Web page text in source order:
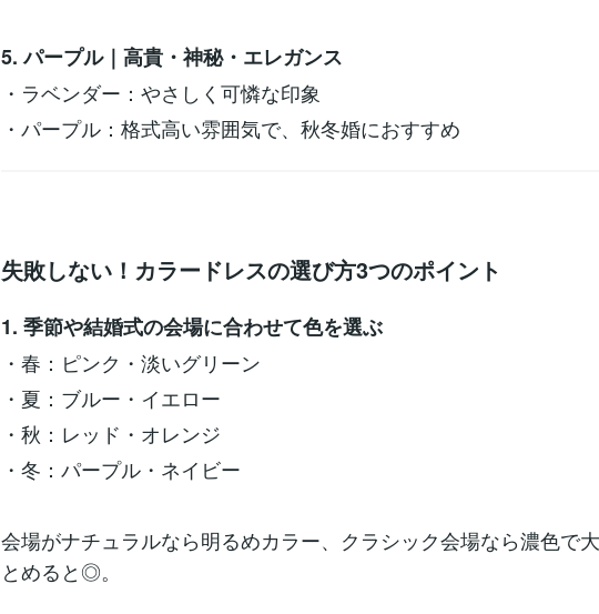
5. パープル｜高貴・神秘・エレガンス
・ラベンダー：やさしく可憐な印象
・パープル：格式高い雰囲気で、秋冬婚におすすめ
失敗しない！カラードレスの選び方3つのポイント
1. 季節や結婚式の会場に合わせて色を選ぶ
・春：ピンク・淡いグリーン
・夏：ブルー・イエロー
・秋：レッド・オレンジ
・冬：パープル・ネイビー
会場がナチュラルなら明るめカラー、クラシック会場なら濃色で
とめると◎。